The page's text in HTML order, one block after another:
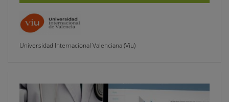
Universidad Internacional Valenciana (Viu)